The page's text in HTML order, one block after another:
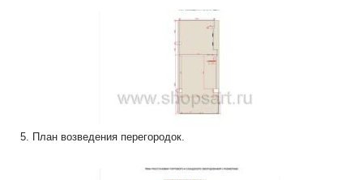
5. План возведения перегородок.